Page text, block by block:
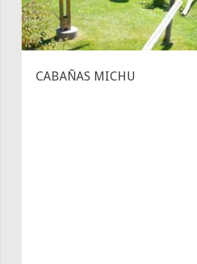
CABAÑAS MICHU